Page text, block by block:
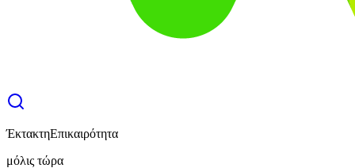
ΈκτακτηΕπικαιρότητα
μόλις τώρα